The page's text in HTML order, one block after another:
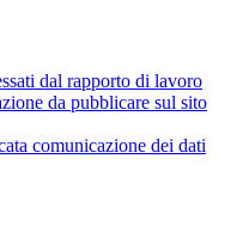
dal rapporto di lavoro
da pubblicare sul sito
comunicazione dei dati